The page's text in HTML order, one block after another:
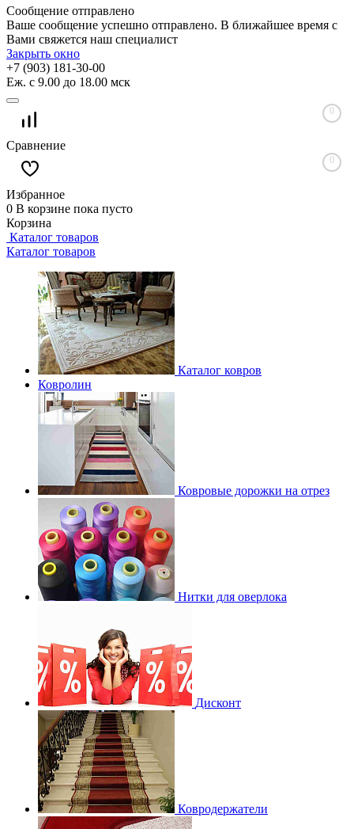
Сообщение отправлено
Ваше сообщение успешно отправлено. В ближайшее время с
Вами свяжется наш специалист
Закрыть окно
+7 (903) 181-30-00
Еж. с 9.00 до 18.00 мск
0
Сравнение
0
Избранное
0 В корзине пока пусто
Корзина
Каталог товаров
Каталог товаров
Каталог ковров
Ковролин
Ковровые дорожки на отрез
Нитки для оверлока
Дисконт
Ковродержатели